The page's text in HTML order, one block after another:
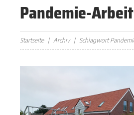
Pandemie-
Startseite Archiv Schlagwort